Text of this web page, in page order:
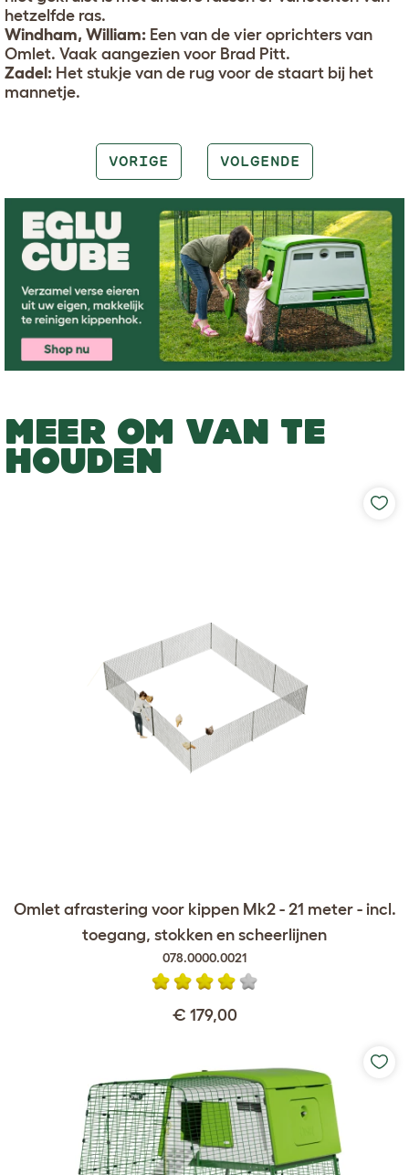
hetzelfde ras.
Windham, William: Een van de vier oprichters van
Omlet. Vaak aangezien voor Brad Pitt.
Zadel: Het stukje van de rug voor de staart bij het
mannetje.
VORIGE VOLGENDE
MEER OM VAN TE
HOUDEN
Omlet afrastering voor kippen Mk2 - 21 meter - incl.
toegang, stokken en scheerlijnen
078.0000.0021
€ 179,00